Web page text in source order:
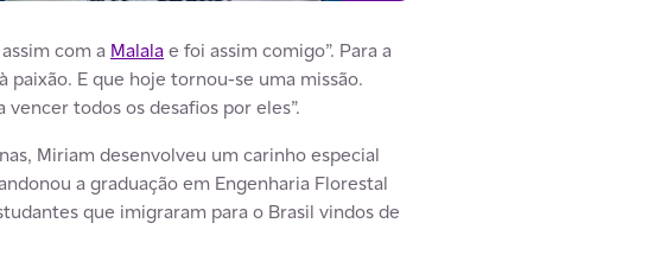
com a Malalae foi assim comigo”. Para a
E que hoje tornou-se uma missão.
todos os desafios por eles”.
Miriam desenvolveu um carinho especial
a graduação em Engenharia Florestal
que imigraram para o Brasil vindos de